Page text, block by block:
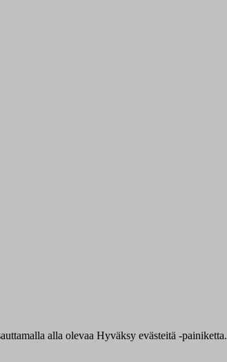
alla olevaa Hyväksy evästeitä -painiketta.